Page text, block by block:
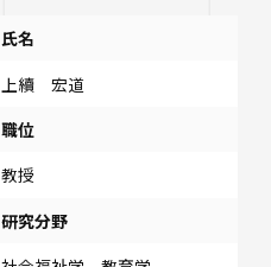
氏名
上續 宏道
職位
教授
研究分野